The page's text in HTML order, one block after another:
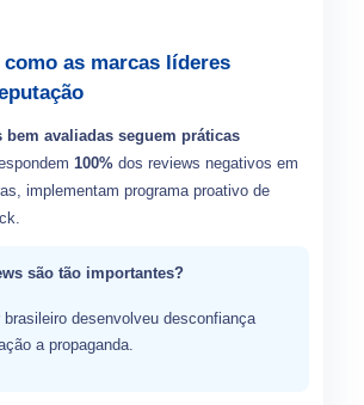
as marcas líderes
bem avaliadas seguem práticas
100% dos reviews negativos em
implementam programa proativo de
são tão importantes?
desenvolveu desconfiança
a propaganda.